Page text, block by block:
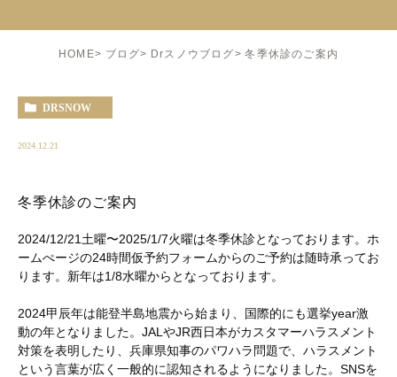
HOME ブログ Drスノウブログ 冬季休診のご案内
DRSNOW
2024.12.21
冬季休診のご案内
2024/12/21土曜〜2025/1/7火曜は冬季休診となっております。ホ
ームぺージの24時間仮予約フォームからのご予約は随時承ってお
ります。新年は1/8水曜からとなっております。
2024甲辰年は能登半島地震から始まり、国際的にも選挙year激
動の年となりました。JALやJR西日本がカスタマーハラスメント
対策を表明したり、兵庫県知事のパワハラ問題で、ハラスメント
という言葉が広く一般的に認知されるようになりました。SNSを